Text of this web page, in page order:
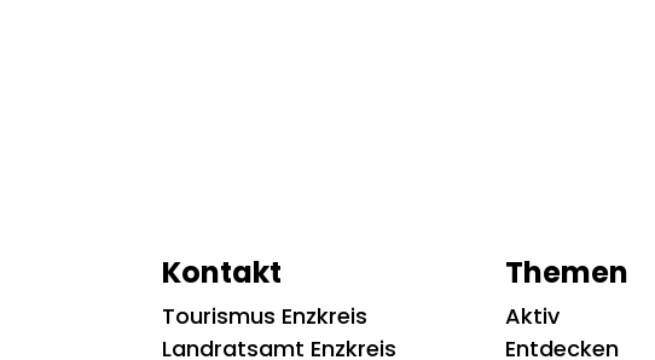
Kontakt
Tourismus Enzkreis
Landratsamt Enzkreis
Themen
Aktiv
Entdecken